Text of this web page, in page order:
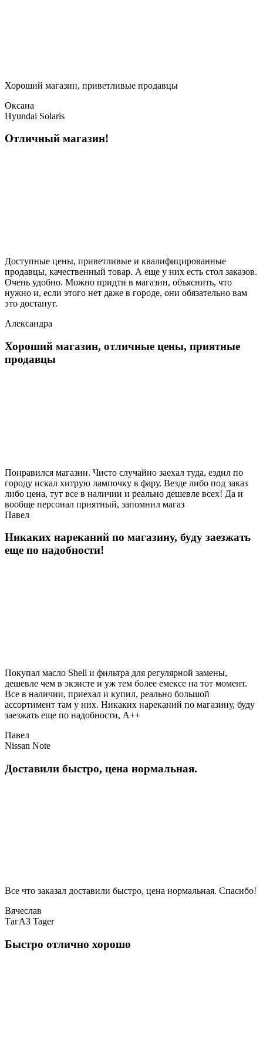
Хороший магазин, приветливые продавцы
Оксана
Hyundai Solaris
Отличный магазин!
Доступные цены, приветливые и квалифицированные
продавцы, качественный товар. А еще у них есть стол заказов.
Очень удобно. Можно придти в магазин, объяснить, что
нужно и, если этого нет даже в городе, они обязательно вам
это достанут.
Александра
Хороший магазин, отличные цены, приятные
продавцы
Понравился магазин. Чисто случайно заехал туда, ездил по
городу искал хитрую лампочку в фару. Везде либо под заказ
либо цена, тут все в наличии и реально дешевле всех! Да и
вообще персонал приятный, запомнил магаз
Павел
Никаких нареканий по магазину, буду заезжать
еще по надобности!
Покупал масло Shell и фильтра для регулярной замены,
дешевле чем в экзисте и уж тем более емексе на тот момент.
Все в наличии, приехал и купил, реально большой
ассортимент там у них. Никаких нареканий по магазину, буду
заезжать еще по надобности, A++
Павел
Nissan Note
Доставили быстро, цена нормальная.
Все что заказал доставили быстро, цена нормальная. Спасибо!
Вячеслав
ТагАЗ Tager
Быстро отлично хорошо